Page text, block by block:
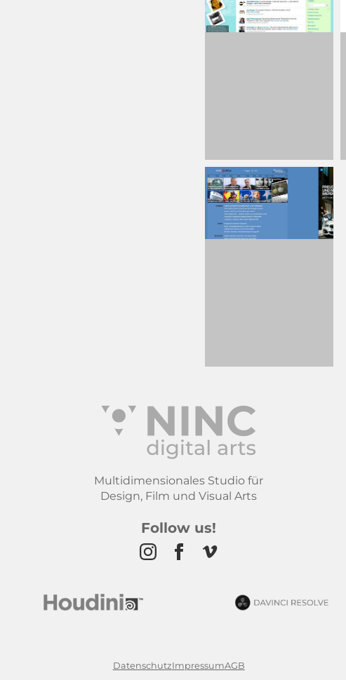
Multidimensionales Studio für
Design, Film und Visual Arts
Follow us!
DatenschutzImpressumAGB